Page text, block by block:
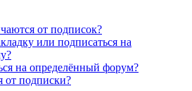
от подписок?
или подписаться на
на определённый форум?
от подписки?